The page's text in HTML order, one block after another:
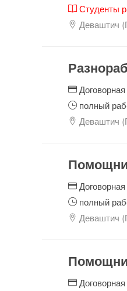
Студенты
Деваштич
Договорная
полный
Деваштич
Договорная
полный
Деваштич
Договорная